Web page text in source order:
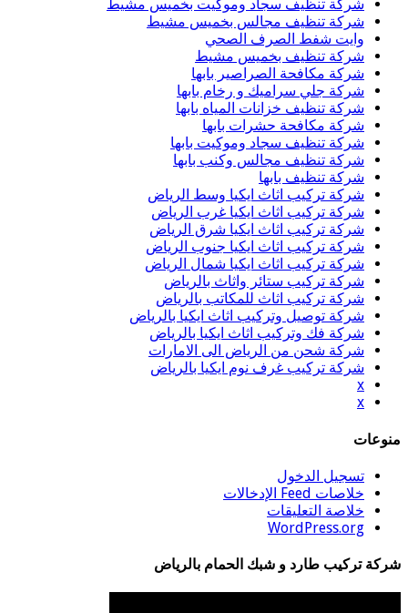
شركة تنظيف سجاد وموكيت بخميس مشيط
شركة تنظيف مجالس بخميس مشيط
وايت شفط الصرف الصحي
شركة تنظيف بخميس مشيط
شركة مكافحة الصراصير بابها
شركة جلي سراميك و رخام بابها
شركة تنظيف خزانات المياه بابها
شركة مكافحة حشرات بابها
شركة تنظيف سجاد وموكيت بابها
شركة تنظيف مجالس وكنب بابها
شركة تنظيف بابها
شركة تركيب اثاث ايكيا وسط الرياض
شركة تركيب اثاث ايكيا غرب الرياض
شركة تركيب اثاث ايكيا شرق الرياض
شركة تركيب اثاث ايكيا جنوب الرياض
شركة تركيب اثاث ايكيا شمال الرياض
شركة تركيب ستائر واثاث بالرياض
شركة تركيب اثاث للمكاتب بالرياض
شركة توصيل وتركيب اثاث ايكيا بالرياض
شركة فك وتركيب اثاث ايكيا بالرياض
شركة شحن من الرياض الى الامارات
شركة تركيب غرف نوم ايكيا بالرياض
x
x
منوعات
تسجيل الدخول
خلاصات Feed الإدخالات
خلاصة التعليقات
WordPress.org
شركة تركيب طارد و شبك الحمام بالرياض